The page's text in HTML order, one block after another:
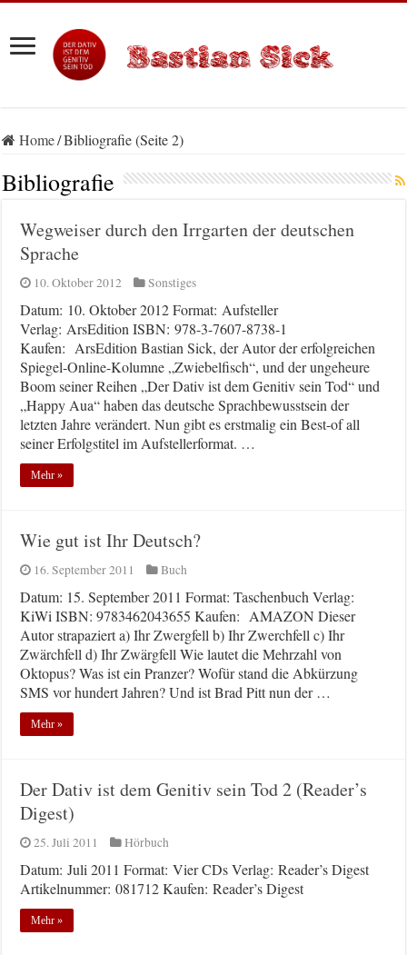
Home/Bibliografie (Seite 2)
Bibliografie
Wegweiser durch den Irrgarten der deutschen
Sprache
10. Oktober 2012 Sonstiges
Datum: 10. Oktober 2012 Format: Aufsteller
Verlag: ArsEdition ISBN: 978-3-7607-8738-1
Kaufen: ArsEdition Bastian Sick, der Autor der erfolgreichen
Spiegel-Online-Kolumne „Zwiebelfisch“, und der ungeheure
Boom seiner Reihen „Der Dativ ist dem Genitiv sein Tod“ und
„Happy Aua“ haben das deutsche Sprachbewusstsein der
letzten Jahre verändert. Nun gibt es erstmalig ein Best-of all
seiner Erfolgstitel im Aufstellerformat. …
Mehr »
Wie gut ist Ihr Deutsch?
16. September 2011 Buch
Datum: 15. September 2011 Format: Taschenbuch Verlag:
KiWi ISBN: 9783462043655 Kaufen: AMAZON Dieser
Autor strapaziert a) Ihr Zwergfell b) Ihr Zwerchfell c) Ihr
Zwärchfell d) Ihr Zwärgfell Wie lautet die Mehrzahl von
Oktopus? Was ist ein Pranzer? Wofür stand die Abkürzung
SMS vor hundert Jahren? Und ist Brad Pitt nun der …
Mehr »
Der Dativ ist dem Genitiv sein Tod 2 (Reader’s
Digest)
25. Juli 2011 Hörbuch
Datum: Juli 2011 Format: Vier CDs Verlag: Reader’s Digest
Artikelnummer: 081712 Kaufen: Reader’s Digest
Mehr »